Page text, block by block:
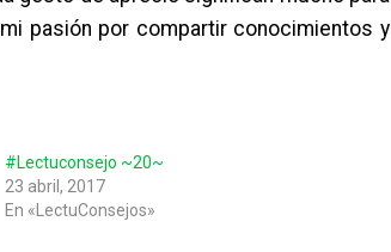
pasión por compartir conocimientos y
#Lectuconsejo ~20~
23 abril, 2017
En «LectuConsejos»